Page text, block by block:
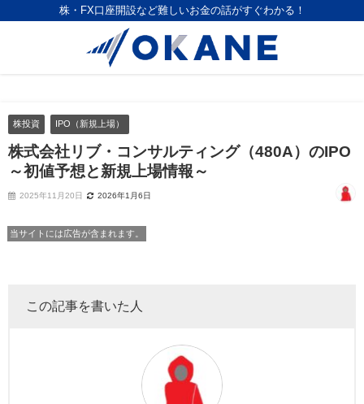
株・FX口座開設など難しいお金の話がすぐわかる！
株投資 IPO（新規上場）
株式会社リブ・コンサルティング（480A）のIPO
～初値予想と新規上場情報～
2025年11月20日 2026年1月6日
当サイトには広告が含まれます。
この記事を書いた人